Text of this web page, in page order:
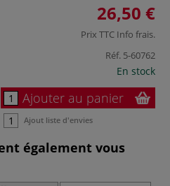
26,50 €
Prix TTC Info frais.
Réf. 5-60762
En stock
Ajouter au panier
Ajout liste d'envies
également vous